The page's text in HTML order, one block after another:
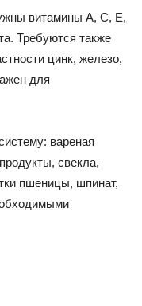
витамины А, С, Е,
Требуются также
цинк, железо,
для
вареная
свекла,
пшеницы, шпинат,